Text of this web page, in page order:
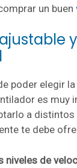
un buen
poder elegir
es muy
a distintos
te debe
niveles de